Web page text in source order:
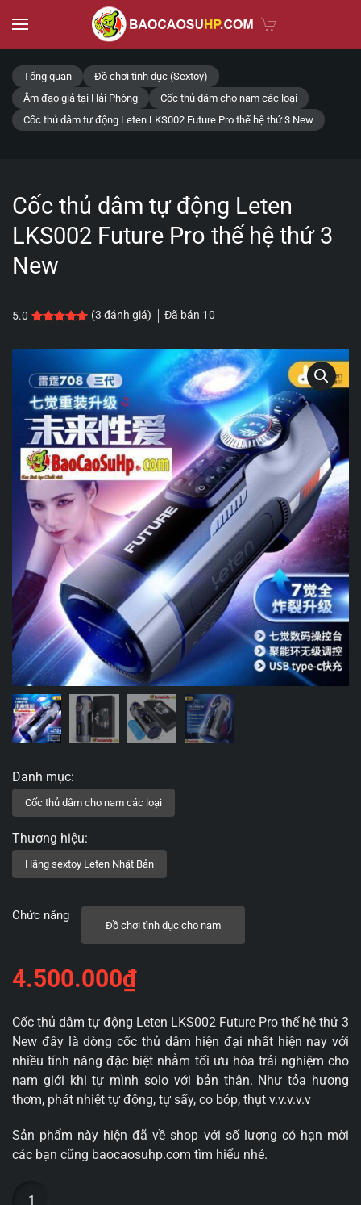
Skip to main content
Tổng quan
Đồ chơi tình dục (Sextoy)
Âm đạo giả tại Hải Phòng
Cốc thủ dâm cho nam các loại
Cốc thủ dâm tự động Leten LKS002 Future Pro thế hệ thứ 3 New
Cốc thủ dâm tự động Leten
LKS002 Future Pro thế hệ thứ 3
New
5.0 5.0 trên 5 dựa trên
3 đánh giá
(3 đánh giá) Đã bán 10
Chức năng
Đồ chơi tình dục cho nam
4.500.000₫
Cốc thủ dâm tự động Leten LKS002 Future Pro thế hệ thứ 3
New đây là dòng cốc thủ dâm hiện đại nhất hiện nay với
nhiều tính năng đặc biệt nhằm tối ưu hóa trải nghiệm cho
nam giới khi tự mình solo với bản thân. Như tỏa hương
thơm, phát nhiệt tự động, tự sấy, co bóp, thụt v.v.v.v.v
Sản phẩm này hiện đã về shop với số lượng có hạn mời
các bạn cũng baocaosuhp.com tìm hiểu nhé.